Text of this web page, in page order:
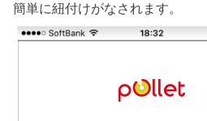
簡単に紐付けがなされます。